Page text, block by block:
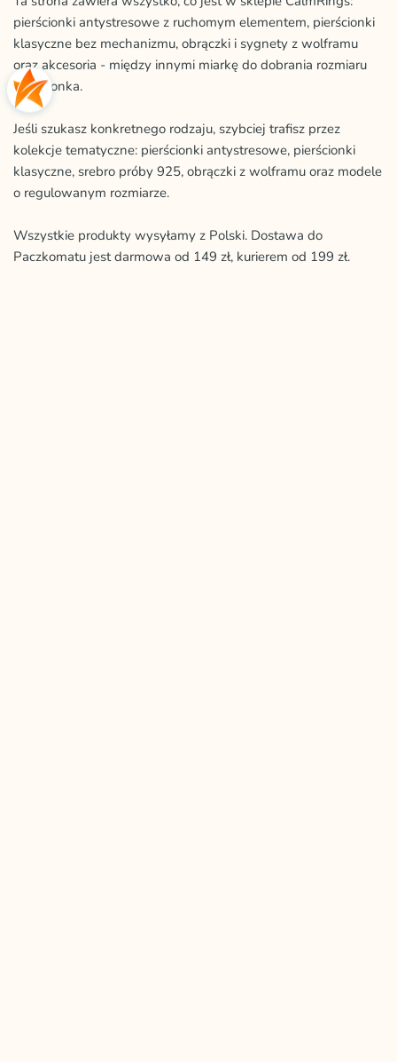
pierścionki antystresowe z ruchomym elementem, pierścionki
klasyczne bez mechanizmu, obrączki i sygnety z wolframu
oraz akcesoria - między innymi miarkę do dobrania rozmiaru
pierścionka.
Jeśli szukasz konkretnego rodzaju, szybciej trafisz przez
kolekcje tematyczne: pierścionki antystresowe, pierścionki
klasyczne, srebro próby 925, obrączki z wolframu oraz modele
o regulowanym rozmiarze.
Wszystkie produkty wysyłamy z Polski. Dostawa do
Paczkomatu jest darmowa od 149 zł, kurierem od 199 zł.